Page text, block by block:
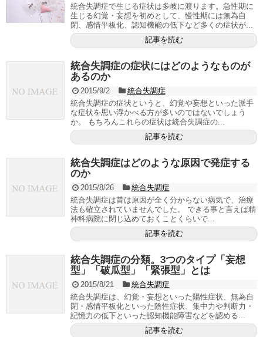
統合失調症で生じる症状は多岐に渡ります。急性期に
生じる幻覚・妄想を初めとして、慢性期には無為自
閉、感情平板化、認知機能の低下など多くの症状が...
記事を読む
統合失調症の症状にはどのようなものが
あるのか
2015/9/2
統合失調症
統合失調症の症状というと、幻覚や妄想といった派手
な症状を思い浮かべる方が多いのではないでしょう
か。 もちろんこれらの症状は統合失調症の...
記事を読む
統合失調症はどのような原因で発症する
のか
2015/8/26
統合失調症
統合失調症は昔は原因が全く分からない病気で、治療
法も確立されていませんでした。 できる事と言えば精
神科病院に閉じ込めておくことくらいで...
記事を読む
統合失調症の分類。3つのタイプ「妄想
型」「破瓜型」「緊張型」とは
2015/8/21
統合失調症
統合失調症は、幻覚・妄想といった陽性症状、無為自
閉・感情平板化といった陰性症状、集中力や判断力・
記憶力の低下といった認知機能障害などを認める...
記事を読む